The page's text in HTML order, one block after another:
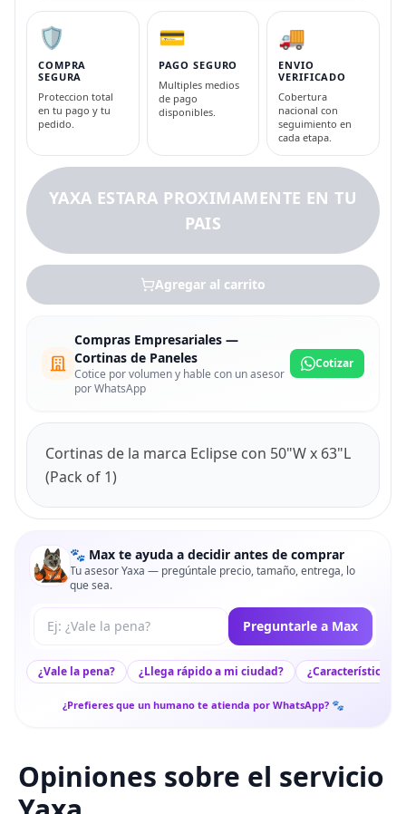
🛡️
COMPRA
SEGURA
Proteccion total
en tu pago y tu
pedido.
💳
PAGO SEGURO
Multiples medios
de pago
disponibles.
🚚
ENVIO
VERIFICADO
Cobertura
nacional con
seguimiento en
cada etapa.
YAXA ESTARA PROXIMAMENTE EN TU
PAIS
Agregar al carrito
Compras Empresariales —
Cortinas de Paneles
Cotice por volumen y hable con un asesor
por WhatsApp
Cotizar
Cortinas de la marca Eclipse con 50"W x 63"L
(Pack of 1)
🐾 Max te ayuda a decidir antes de comprar
Tu asesor Yaxa — pregúntale precio, tamaño, entrega, lo
que sea.
Tu pregunta a Max Preguntarle a Max
¿Vale la pena? ¿Llega rápido a mi ciudad? ¿Características
¿Prefieres que un humano te atienda por WhatsApp? 🐾
Opiniones sobre el servicio